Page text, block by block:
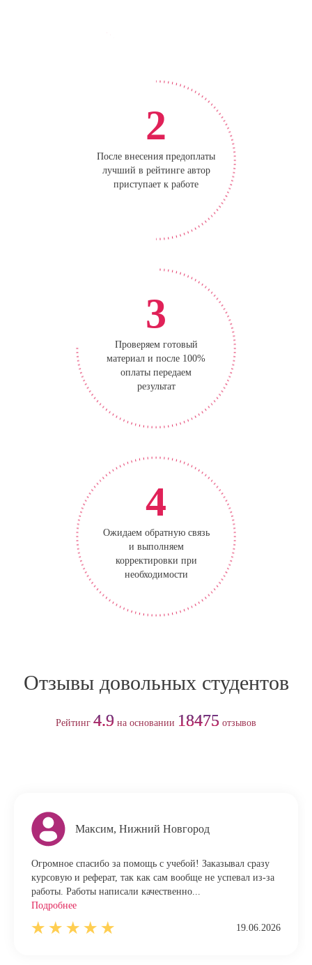
2
После внесения предоплаты
лучший в рейтинге автор
приступает к работе
3
Проверяем готовый
материал и после 100%
оплаты передаем
результат
4
Ожидаем обратную связь
и выполняем
корректировки при
необходимости
Отзывы довольных студентов
Рейтинг 4.9 на основании 18475 отзывов
Максим, Нижний Новгород
Огромное спасибо за помощь с учебой! Заказывал сразу
курсовую и реферат, так как сам вообще не успевал из-за
работы. Работы написали качественно...
Подробнее
19.06.2026